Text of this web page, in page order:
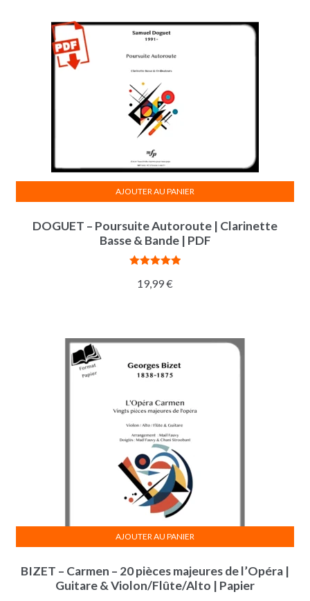
DOGUET – Poursuite Autoroute | Clarinette
Basse & Bande | PDF
sur 5
19,99€
AJOUTER AU PANIER
BIZET – Carmen – 20 pièces majeures de l’Opéra |
Guitare & Violon/Flûte/Alto | Papier
AJOUTER AU PANIER